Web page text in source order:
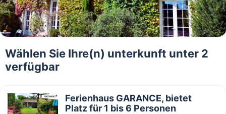
Wählen Sie Ihre(n) unterkunft unter 2
verfügbar
Ferienhaus GARANCE, bietet
Platz für 1 bis 6 Personen